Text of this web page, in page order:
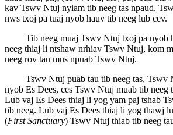
kav Tswv Ntuj nyiam tib neeg tas npaud,
nws txoj pa tuaj nyob hauv tib neeg lub cev.
Tib neeg muaj Tswv Ntuj txoj pa nyob
neeg thiaj li ntshaw nrhiav Tswv Ntuj, kom
neeg rov tau mus npuab Tswv Ntuj.
Tswv Ntuj puab tau tib neeg tas, Tswv
nyob Es Dees, ces Tswv Ntuj muab tib neeg
Lub vaj Es Dees thiaj li yog yam paj tshab
tib neeg. Lub vaj Es Dees thiaj li yog thawj
(First Sanctuary) Tswv Ntuj thiab tib neeg